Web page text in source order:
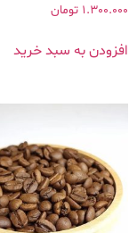
1.300.000 تومان
افزودن به سبد خرید